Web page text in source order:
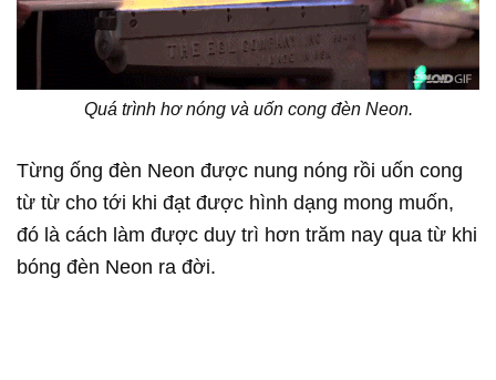
Quá trình hơ nóng và uốn cong đèn Neon.
Từng ống đèn Neon được nung nóng rồi uốn cong
từ từ cho tới khi đạt được hình dạng mong muốn,
đó là cách làm được duy trì hơn trăm nay qua từ khi
bóng đèn Neon ra đời.